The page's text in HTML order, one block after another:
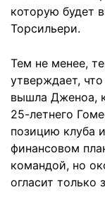
которую будет
Торсильери.
Тем не менее,
утверждает,
вышла Дженоа,
25-летнего
позицию клуба
финансовом
командой, но
огласит только